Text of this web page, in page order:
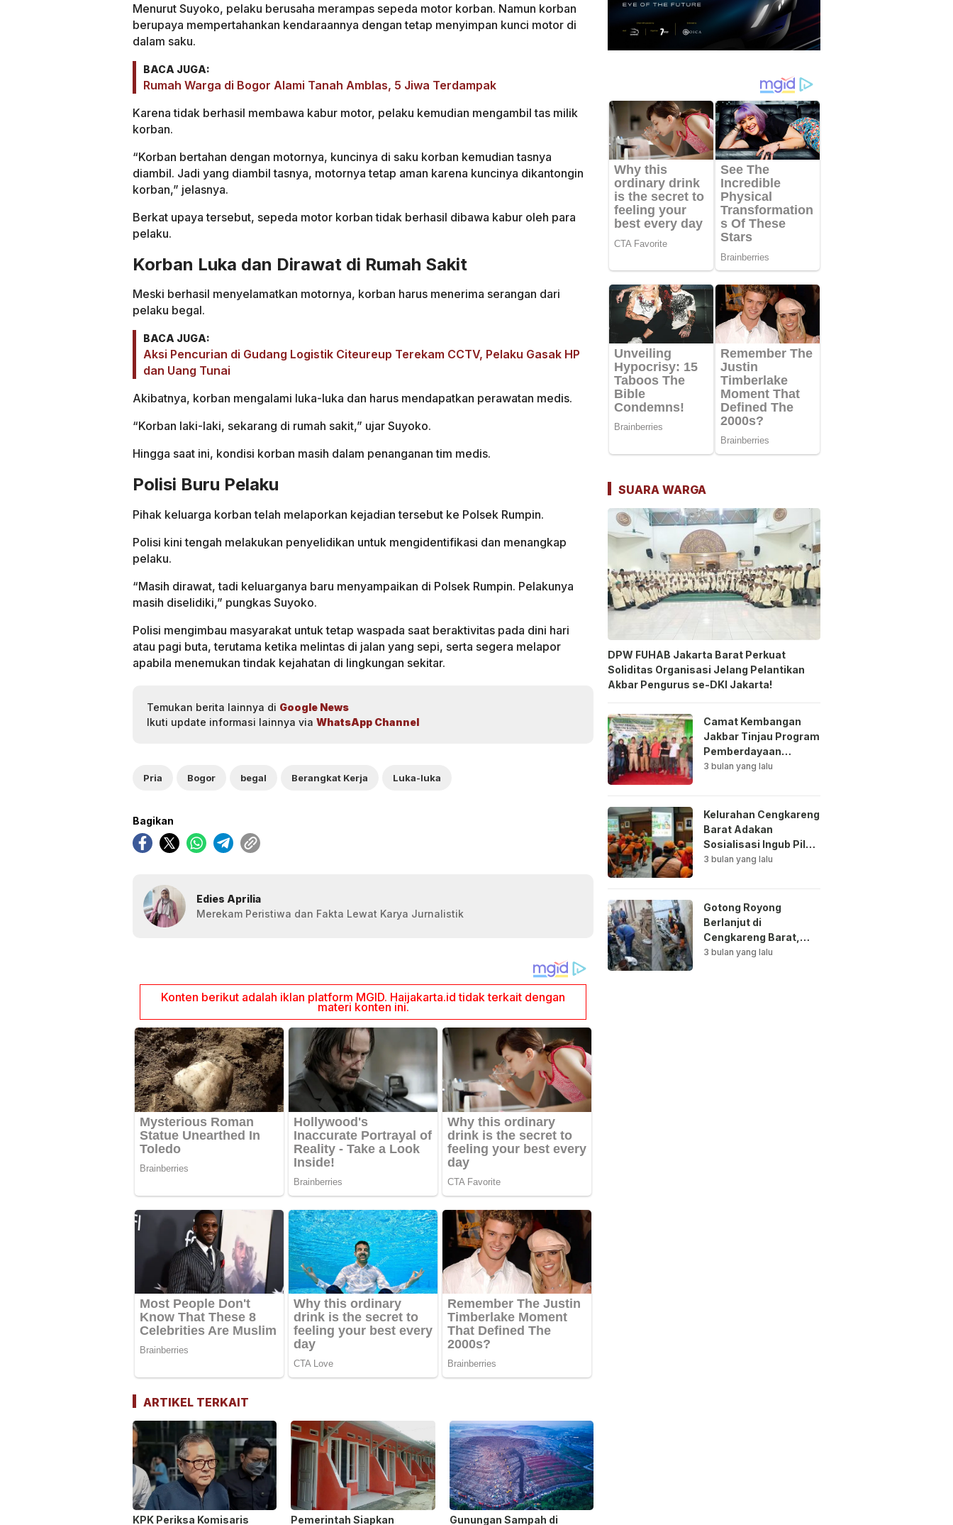
Menurut Suyoko, pelaku berusaha merampas sepeda motor korban. Namun korban
berupaya mempertahankan kendaraannya dengan tetap menyimpan kunci motor di
dalam saku.
BACA JUGA:
Rumah Warga di Bogor Alami Tanah Amblas, 5 Jiwa Terdampak
Karena tidak berhasil membawa kabur motor, pelaku kemudian mengambil tas milik
korban.
“Korban bertahan dengan motornya, kuncinya di saku korban kemudian tasnya
diambil. Jadi yang diambil tasnya, motornya tetap aman karena kuncinya dikantongin
korban,” jelasnya.
Berkat upaya tersebut, sepeda motor korban tidak berhasil dibawa kabur oleh para
pelaku.
Korban Luka dan Dirawat di Rumah Sakit
Meski berhasil menyelamatkan motornya, korban harus menerima serangan dari
pelaku begal.
BACA JUGA:
Aksi Pencurian di Gudang Logistik Citeureup Terekam CCTV, Pelaku Gasak HP
dan Uang Tunai
Akibatnya, korban mengalami luka-luka dan harus mendapatkan perawatan medis.
“Korban laki-laki, sekarang di rumah sakit,” ujar Suyoko.
Hingga saat ini, kondisi korban masih dalam penanganan tim medis.
Polisi Buru Pelaku
Pihak keluarga korban telah melaporkan kejadian tersebut ke Polsek Rumpin.
Polisi kini tengah melakukan penyelidikan untuk mengidentifikasi dan menangkap
pelaku.
“Masih dirawat, tadi keluarganya baru menyampaikan di Polsek Rumpin. Pelakunya
masih diselidiki,” pungkas Suyoko.
Polisi mengimbau masyarakat untuk tetap waspada saat beraktivitas pada dini hari
atau pagi buta, terutama ketika melintas di jalan yang sepi, serta segera melapor
apabila menemukan tindak kejahatan di lingkungan sekitar.
Temukan berita lainnya di Google News
Ikuti update informasi lainnya via WhatsApp Channel
Pria Bogor begal Berangkat Kerja Luka-luka
Bagikan
Edies Aprilia
Merekam Peristiwa dan Fakta Lewat Karya Jurnalistik
ARTIKEL TERKAIT
KPK Periksa Komisaris Pemerintah Siapkan Gunungan Sampah di
SUARA WARGA
DPW FUHAB Jakarta Barat Perkuat
Soliditas Organisasi Jelang Pelantikan
Akbar Pengurus se-DKI Jakarta!
Camat Kembangan
Jakbar Tinjau Program
Pemberdayaan
Lingkungan di Bale
3 bulan yang lalu
Kelurahan Cengkareng
Barat Adakan
Sosialisasi Ingub Pilah
Sampah Kepada PPSU
3 bulan yang lalu
Gotong Royong
Berlanjut di
Cengkareng Barat,
Saluran Air
3 bulan yang lalu